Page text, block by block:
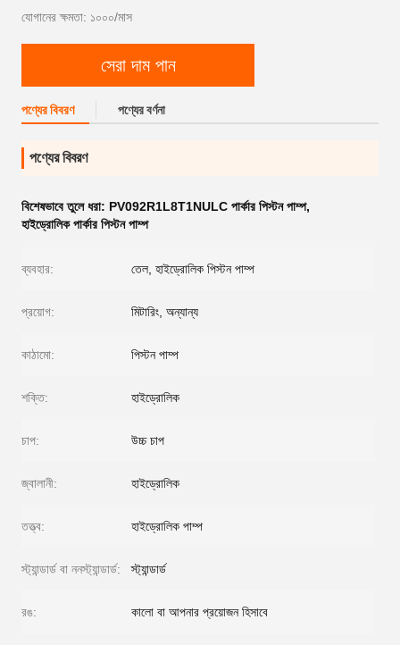
যোগানের ক্ষমতা: ১০০০/মাস
সেরা দাম পান
পণ্যের বিবরণ পণ্যের বর্ণনা
পণ্যের বিবরণ
বিশেষভাবে তুলে ধরা: PV092R1L8T1NULC পার্কার পিস্টন পাম্প,
হাইড্রোলিক পার্কার পিস্টন পাম্প
ব্যবহার: তেল, হাইড্রোলিক পিস্টন পাম্প
প্রয়োগ: মিটারিং, অন্যান্য
কাঠামো: পিস্টন পাম্প
শক্তি: হাইড্রোলিক
চাপ: উচ্চ চাপ
জ্বালানী: হাইড্রোলিক
তত্ত্ব: হাইড্রোলিক পাম্প
স্ট্যান্ডার্ড বা ননস্ট্যান্ডার্ড: স্ট্যান্ডার্ড
রঙ: কালো বা আপনার প্রয়োজন হিসাবে